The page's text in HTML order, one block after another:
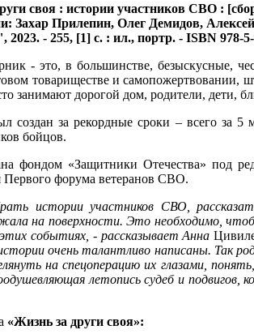
своя : истории участников СВО :
Захар Прилепин, Олег Демидов,
2023. - 255, [1] с. : ил., портр. - ISBN 978-
- это, в большинстве, безыскусные,
товариществе и самопожертвовании,
занимают дорогой дом, родители, дети,
создан за рекордные сроки – всего за
бойцов.
фондом «Защитники Отечества» под
Первого форума ветеранов СВО.
истории участников СВО,
на поверхности. Это необходимо,
событиях, - рассказывает Анна
очень талантливо написаны. Так
на спецоперацию их глазами,
летопись судеб и подвигов,
«Жизнь за други своя»: